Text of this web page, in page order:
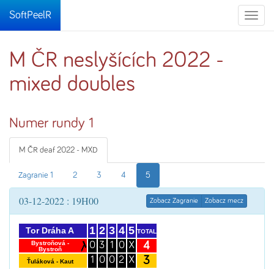
Toggle
SoftPeelR
M ČR neslyšících 2022 -
mixed doubles
Numer rundy 1
M ČR deaf 2022 - MXD
Zagranie 1 2 3 4 5
03-12-2022 : 19H00 Zobacz Zagranie Zobacz mecz
Tor Dráha A
Bystroňová -
Bystroň
Ťuláková - Kaut
1
0
1
2
3
0
3
1
0
4
0
2
5
X
X
TOTAL
4
3